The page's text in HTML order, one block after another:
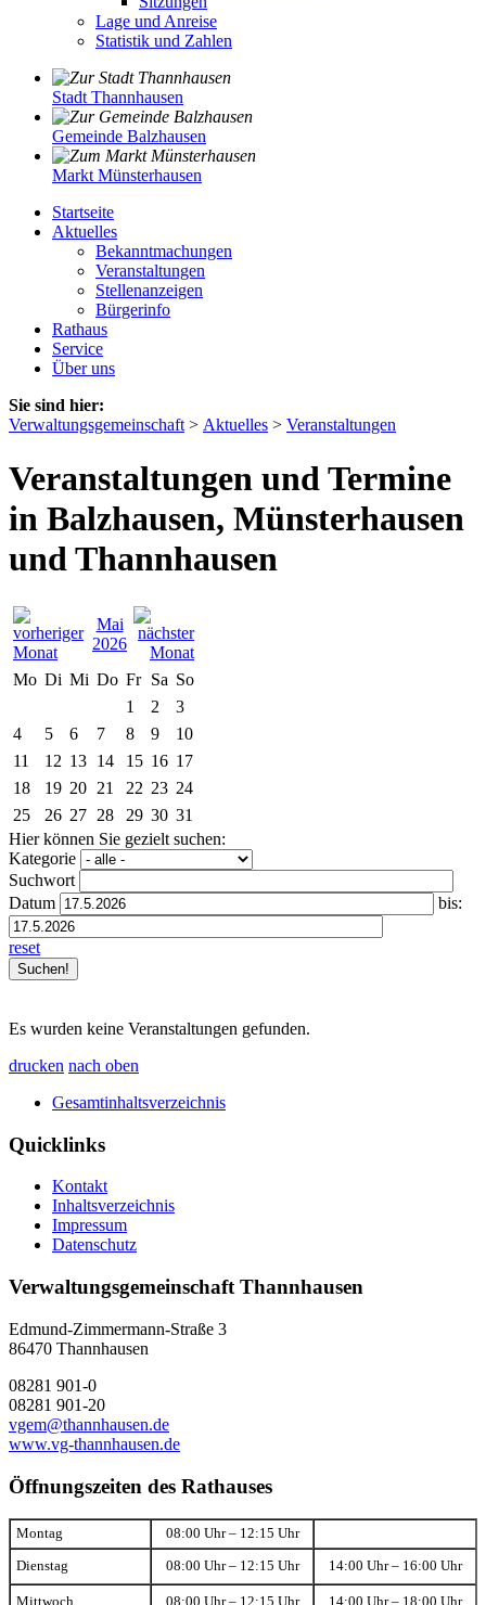
Lage und Anreise
Statistik und Zahlen
Stadt Thannhausen
Gemeinde Balzhausen
Markt Münsterhausen
Startseite
Aktuelles
Bekanntmachungen
Veranstaltungen
Stellenanzeigen
Bürgerinfo
Rathaus
Service
Über uns
Sie sind hier:
Verwaltungsgemeinschaft > Aktuelles > Veranstaltungen
Veranstaltungen und Termine
in Balzhausen, Münsterhausen
und Thannhausen
Mai
2026
Mo Di Mi Do Fr Sa So
1
2
3
4
5 6 7 8 9
10
11
12 13 14 15 16 17
18
19 20 21 22 23 24
25
26 27 28 29 30 31
Hier können Sie gezielt suchen:
Kategorie
Suchwort
Datum
bis:
reset
Es wurden keine Veranstaltungen gefunden.
drucken nach oben
Gesamtinhaltsverzeichnis
Quicklinks
Kontakt
Inhaltsverzeichnis
Impressum
Datenschutz
Verwaltungsgemeinschaft Thannhausen
Edmund-Zimmermann-Straße 3
86470 Thannhausen
08281 901-0
08281 901-20
vgem@thannhausen.de
www.vg-thannhausen.de
Öffnungszeiten des Rathauses
Montag 08:00 Uhr – 12:15 Uhr
Dienstag 08:00 Uhr – 12:15 Uhr 14:00 Uhr – 16:00 Uhr